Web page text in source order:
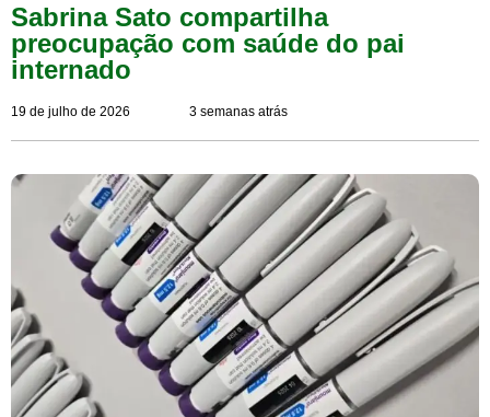
Sabrina Sato compartilha
preocupação com saúde do pai
internado
19 de julho de 2026 3 semanas atrás